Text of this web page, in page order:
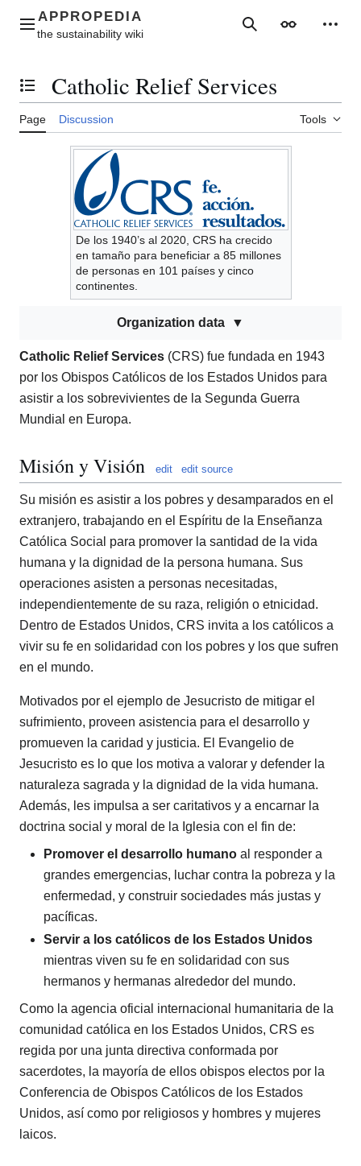
contentMain menu SearchAppearance
Toggle the table of contents
Catholic Relief Services
Page Discussion Tools
De los 1940’s al 2020, CRS ha crecido
en tamaño para beneficiar a 85 millones
de personas en 101 países y cinco
continentes.
Organization data
Catholic Relief Services (CRS) fue fundada en 1943
por los Obispos Católicos de los Estados Unidos para
asistir a los sobrevivientes de la Segunda Guerra
Mundial en Europa.
Misión y Visión edit edit source
Su misión es asistir a los pobres y desamparados en el
extranjero, trabajando en el Espíritu de la Enseñanza
Católica Social para promover la santidad de la vida
humana y la dignidad de la persona humana. Sus
operaciones asisten a personas necesitadas,
independientemente de su raza, religión o etnicidad.
Dentro de Estados Unidos, CRS invita a los católicos a
vivir su fe en solidaridad con los pobres y los que sufren
en el mundo.
Motivados por el ejemplo de Jesucristo de mitigar el
sufrimiento, proveen asistencia para el desarrollo y
promueven la caridad y justicia. El Evangelio de
Jesucristo es lo que los motiva a valorar y defender la
naturaleza sagrada y la dignidad de la vida humana.
Además, les impulsa a ser caritativos y a encarnar la
doctrina social y moral de la Iglesia con el fin de:
Promover el desarrollo humano al responder a
grandes emergencias, luchar contra la pobreza y la
enfermedad, y construir sociedades más justas y
pacíficas.
Servir a los católicos de los Estados Unidos
mientras viven su fe en solidaridad con sus
hermanos y hermanas alrededor del mundo.
Como la agencia oficial internacional humanitaria de la
comunidad católica en los Estados Unidos, CRS es
regida por una junta directiva conformada por
sacerdotes, la mayoría de ellos obispos electos por la
Conferencia de Obispos Católicos de los Estados
Unidos, así como por religiosos y hombres y mujeres
laicos.